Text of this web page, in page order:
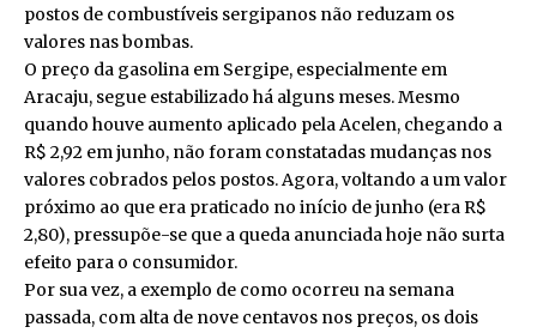
postos de combustíveis sergipanos não reduzam os
valores nas bombas.
O preço da gasolina em Sergipe, especialmente em
Aracaju, segue estabilizado há alguns meses. Mesmo
quando houve aumento aplicado pela Acelen, chegando a
R$ 2,92 em junho, não foram constatadas mudanças nos
valores cobrados pelos postos. Agora, voltando a um valor
próximo ao que era praticado no início de junho (era R$
2,80), pressupõe-se que a queda anunciada hoje não surta
efeito para o consumidor.
Por sua vez, a exemplo de como ocorreu na semana
passada, com alta de nove centavos nos preços, os dois